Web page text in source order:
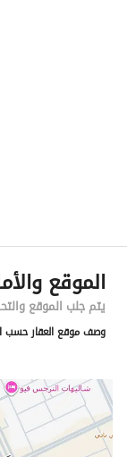
رقم المبنى
الرقم الاضافي
خط العرض
خط الطول
الموقع
يتم جلب الموقع
وصف موقع العقار حسب